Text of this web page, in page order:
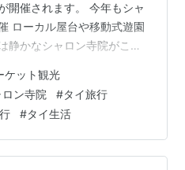
開催されます。 今年もシャ
ローカル屋台や移動式遊園
静かなシャロン寺院がこの
ロン寺院もライトアップさ
ても綺麗ですので、シャロ
は、ぜひ、夜のシャロン寺
ケット観光
ロン寺院 #タイ旅行
#タイ生活